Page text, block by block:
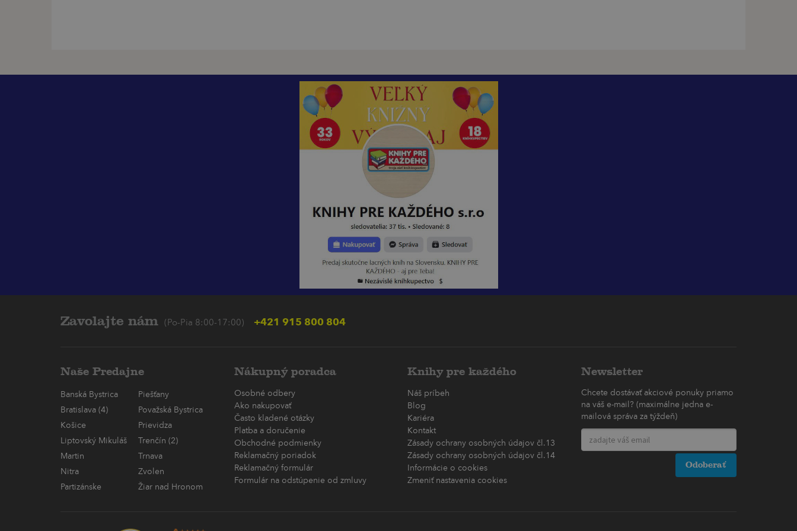
Zavolajte nám (Po-Pia 8:00-17:00) +421 915 800 804
Naše Predajne
Banská Bystrica
Piešťany
Bratislava (4)
Považská Bystrica
Košice
Prievidza
Liptovský Mikuláš
Trenčín (2)
Martin
Trnava
Nitra
Zvolen
Partizánske
Žiar nad Hronom
Nákupný poradca
Osobné odbery
Ako nakupovať
Často kladené otázky
Platba a doručenie
Obchodné podmienky
Reklamačný poriadok
Reklamačný formulár
Formulár na odstúpenie od zmluvy
Knihy pre každého
Náš príbeh
Blog
Kariéra
Kontakt
Zásady ochrany osobných údajov čl.13
Zásady ochrany osobných údajov čl.14
Informácie o cookies
Zmeniť nastavenia cookies
Newsletter
Chcete dostávať akciové ponuky priamo
na váš e-mail? (maximálne jedna e-
mailová správa za týždeň)
Odoberať